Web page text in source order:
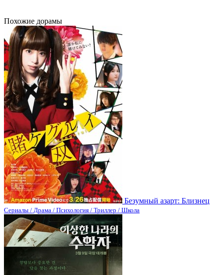
Похожие дорамы
Безумный азарт: Близнец
Сериалы / Драма / Психология / Триллер / Школа